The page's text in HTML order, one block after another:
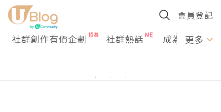
會員登記
社群創作有價企劃 社群熱話 成為U更多